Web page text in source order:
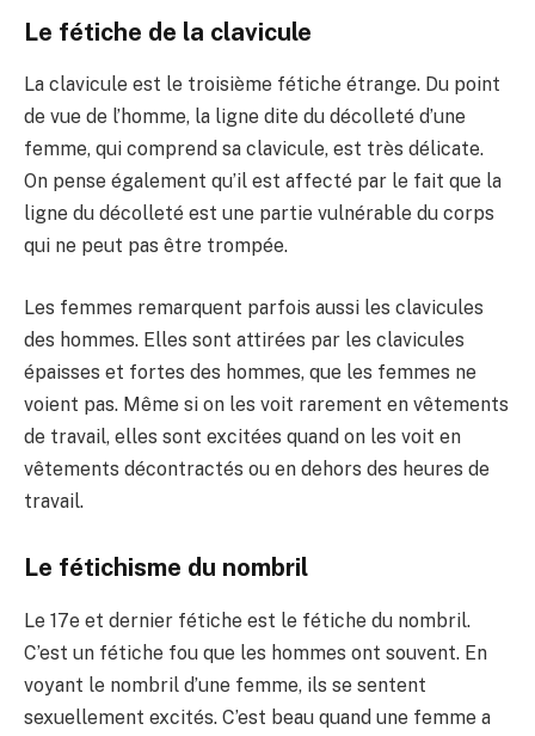
Le fétiche de la clavicule
La clavicule est le troisième fétiche étrange. Du point
de vue de l’homme, la ligne dite du décolleté d’une
femme, qui comprend sa clavicule, est très délicate.
On pense également qu’il est affecté par le fait que la
ligne du décolleté est une partie vulnérable du corps
qui ne peut pas être trompée.
Les femmes remarquent parfois aussi les clavicules
des hommes. Elles sont attirées par les clavicules
épaisses et fortes des hommes, que les femmes ne
voient pas. Même si on les voit rarement en vêtements
de travail, elles sont excitées quand on les voit en
vêtements décontractés ou en dehors des heures de
travail.
Le fétichisme du nombril
Le 17e et dernier fétiche est le fétiche du nombril.
C’est un fétiche fou que les hommes ont souvent. En
voyant le nombril d’une femme, ils se sentent
sexuellement excités. C’est beau quand une femme a